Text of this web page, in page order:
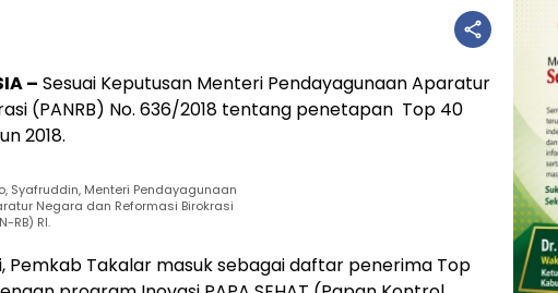
– Sesuai Keputusan Menteri Pendayagunaan Aparatur
(PANRB) No. 636/2018 tentang penetapan Top 40
2018.
Syafruddin, Menteri Pendayagunaan
Negara dan Reformasi Birokrasi
RB) RI.
Pemkab Takalar masuk sebagai daftar penerima Top